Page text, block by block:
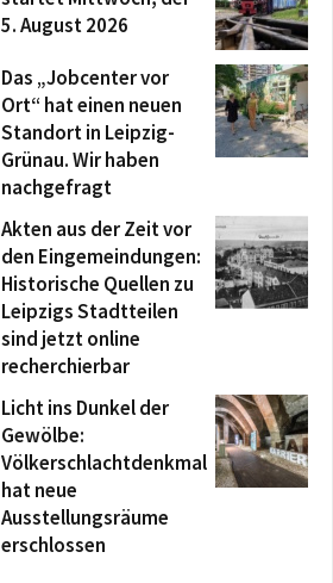
5. August 2026
Das „Jobcenter vor
Ort“ hat einen neuen
Standort in Leipzig-
Grünau. Wir haben
nachgefragt
Akten aus der Zeit vor
den Eingemeindungen:
Historische Quellen zu
Leipzigs Stadtteilen
sind jetzt online
recherchierbar
Licht ins Dunkel der
Gewölbe:
Völkerschlachtdenkmal
hat neue
Ausstellungsräume
erschlossen